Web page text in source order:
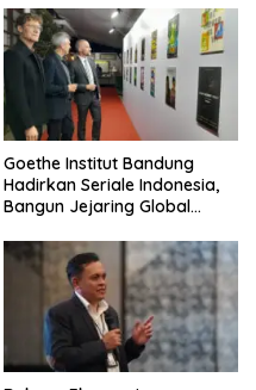
Goethe Institut Bandung
Hadirkan Seriale Indonesia,
Bangun Jejaring Global